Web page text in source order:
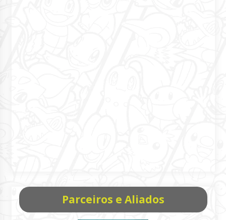
Parceiros e Aliados